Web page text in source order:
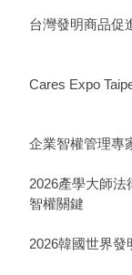
台灣發明商品促
Cares Expo
企業智權管理專
2026產學大師
智權關鍵
2026韓國世界發